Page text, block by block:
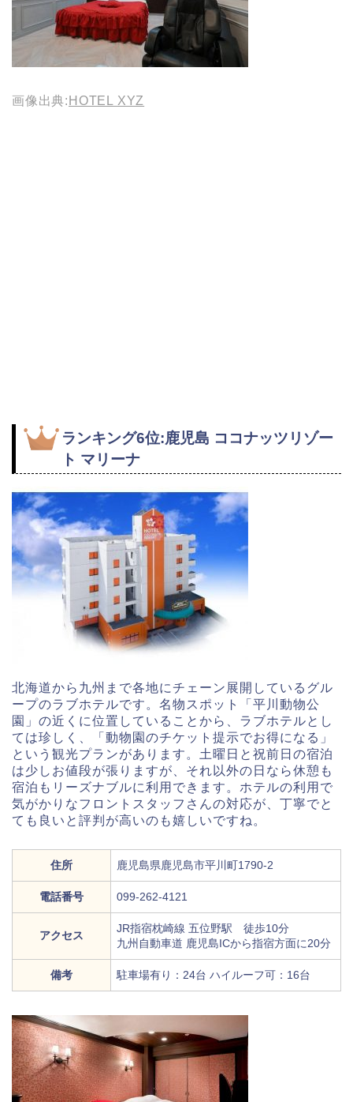
画像出典: HOTEL XYZ
ランキング6位:鹿児島 ココナッツリゾー
ト マリーナ
北海道から九州まで各地にチェーン展開しているグル
ープのラブホテルです。名物スポット「平川動物公
園」の近くに位置していることから、ラブホテルとし
ては珍しく、「動物園のチケット提示でお得になる」
という観光プランがあります。土曜日と祝前日の宿泊
は少しお値段が張りますが、それ以外の日なら休憩も
宿泊もリーズナブルに利用できます。ホテルの利用で
気がかりなフロントスタッフさんの対応が、丁寧でと
ても良いと評判が高いのも嬉しいですね。
住所 鹿児島県鹿児島市平川町1790-2
電話番号 099-262-4121
アクセス
JR指宿枕崎線 五位野駅 徒歩10分
九州自動車道 鹿児島ICから指宿方面に20分
備考 駐車場有り：24台 ハイルーフ可：16台